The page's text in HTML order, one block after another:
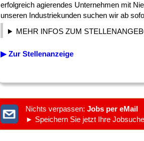
erfolgreich agierendes Unternehmen mit
unseren Industriekunden suchen wir ab
MEHR INFOS ZUM
▶ Zur Stellenanzeige
Nichts verpassen: Jobs per eMail
► Speichern Sie jetzt Ihre